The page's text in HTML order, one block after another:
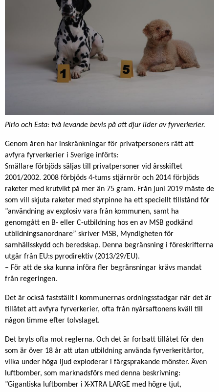
Pirlo och Esta: två levande bevis på att djur lider av fyrverkerier.
Genom åren har inskränkningar för privatpersoners rätt att
avfyra fyrverkerier i Sverige införts:
Smällare förbjöds säljas till privatpersoner vid årsskiftet
2001/2002. 2008 förbjöds 4-tums stjärnrör och 2014 förbjöds
raketer med krutvikt på mer än 75 gram. Från juni 2019 måste de
som vill skjuta raketer med styrpinne ha ett speciellt tillstånd för
”användning av explosiv vara från kommunen, samt ha
genomgått en B- eller C-utbildning hos en av MSB godkänd
utbildningsanordnare” skriver MSB, Myndigheten för
samhällsskydd och beredskap. Denna begränsning i föreskrifterna
utgår från EU:s pyrodirektiv (2013/29/EU).
– För att de ska kunna införa fler begränsningar krävs mandat
från regeringen.
Det är också fastställt i kommunernas ordningsstadgar när det är
tillåtet att avfyra fyrverkerier, ofta från nyårsaftonens kväll till
någon timme efter tolvslaget.
Det bryts ofta mot reglerna. Och det är fortsatt tillåtet för den
som är över 18 år att utan utbildning använda fyrverkeritårtor,
vilka under höga ljud exploderar i färgsprakande mönster. Även
luftbomber, som marknadsförs med denna beskrivning:
”Gigantiska luftbomber i X-XTRA LARGE med högre tjut,